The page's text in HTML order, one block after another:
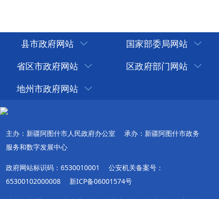
县市政府网站
国家部委局网站
省区市政府网站
区政府部门网站
地州市政府网站
主办：新疆阿图什市人民政府办公室
承办：新疆阿图什市政务
服务和数字发展中心
政府网站标识码：6530010001
公安机关备案号：
65300102000008
新ICP备06001574号